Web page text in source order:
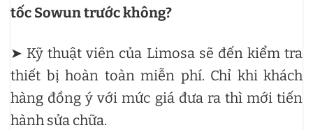
tốc Sowun trước không?
➤ Kỹ thuật viên của Limosa sẽ đến kiểm tra
thiết bị hoàn toàn miễn phí. Chỉ khi khách
hàng đồng ý với mức giá đưa ra thì mới tiến
hành sửa chữa.